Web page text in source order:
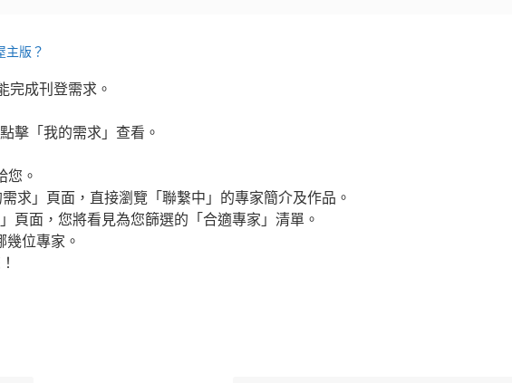
主版？
完成刊登需求。
擊「我的需求」查看。
您。
求」頁面，直接瀏覽「聯繫中」的專家簡介及作品。
頁面，您將看見為您篩選的「合適專家」清單。
位專家。